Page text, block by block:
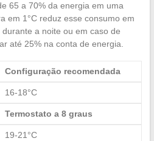
65 a 70% da energia em uma
em 1°C reduz esse consumo em
a noite ou em caso de
até 25% na conta de energia.
Configuração recomendada
16-18°C
Termostato a 8 graus
19-21°C